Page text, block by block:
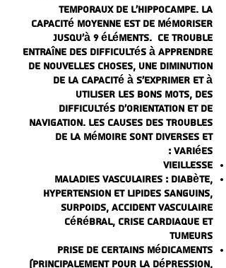
temporaux de l'hippocampe. La
capacité moyenne est de mémoriser
jusqu'à 9 éléments. Ce trouble
entraîne des difficultés à apprendre
de nouvelles choses, une diminution
de la capacité à s'exprimer et à
utiliser les bons mots, des
difficultés d'orientation et de
navigation. Les causes des troubles
de la mémoire sont diverses et
variées :
vieillesse
Maladies vasculaires : diabète,
hypertension et lipides sanguins,
surpoids, accident vasculaire
cérébral, crise cardiaque et
tumeurs
Prise de certains médicaments
(principalement pour la dépression,